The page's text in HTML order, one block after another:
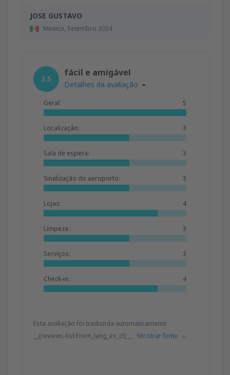
JOSE GUSTAVO
Mexico, Setembro 2024
3.5
fácil e amigável
Detalhes da avaliação
Geral: 5
Localização: 3
Sala de espera: 3
Sinalização do aeroporto: 3
Lojas: 4
Limpeza : 3
Serviços: 3
Check-in: 4
Esta avaliação foi traduzida automaticamente
__{reviews-list.From_lang_es_cl}__. Mostrar fonte